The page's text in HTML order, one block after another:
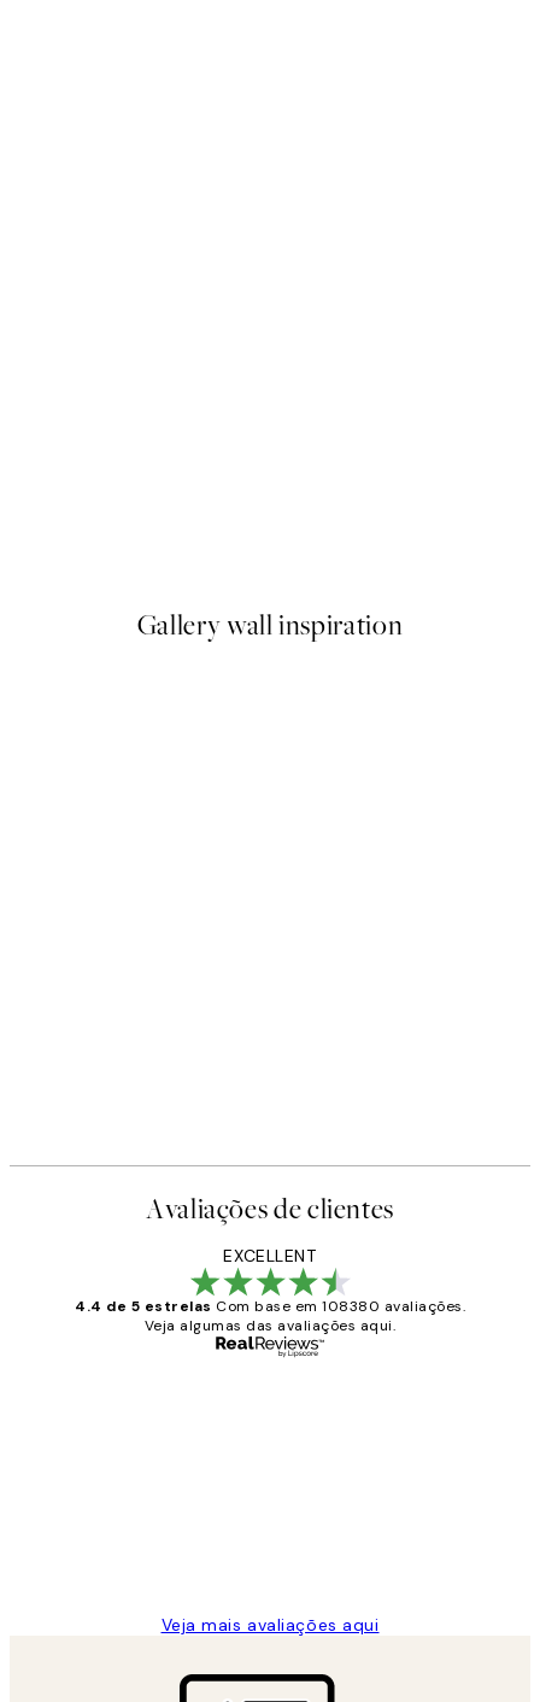
Gallery wall inspiration
Avaliações de clientes
EXCELLENT
4.4 de 5 estrelas Com base em 108380 avaliações.
Veja algumas das avaliações aqui.
Veja mais avaliações aqui